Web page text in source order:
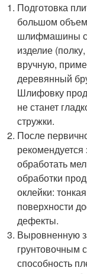
Подготовка
большом
шлифмашины с
изделие
вручную,
деревянный
Шлифовку
не станет
стружки.
После
обработать
обработки
оклейки:
поверхности
дефекты.
Выровненную
грунтовочным
способность